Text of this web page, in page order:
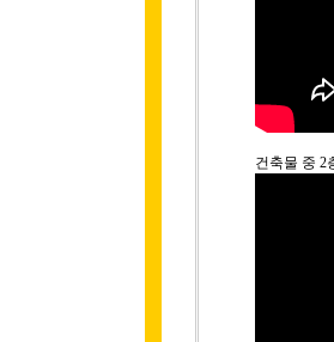
건축물 중 2